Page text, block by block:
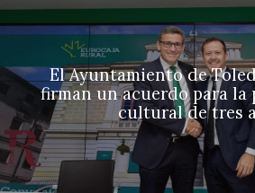
El Ayuntamiento de
firman un acuerdo para la
cultural de tres